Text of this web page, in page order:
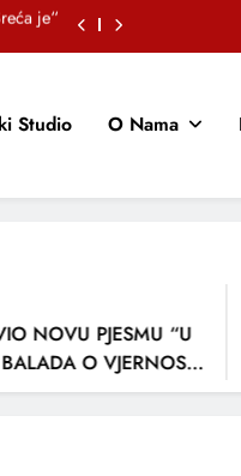
Studio O Nama
NOVU PJESMU “U
O VJERNOSTI,
MIJENJA